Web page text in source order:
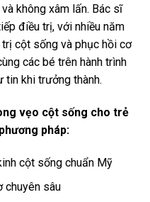
không xâm lấn. Bác sĩ
điều trị, với nhiều năm
cột sống và phục hồi cơ
các bé trên hành trình
tin khi trưởng thành.
vẹo cột sống cho trẻ
pháp:
cột sống chuẩn Mỹ
chuyên sâu